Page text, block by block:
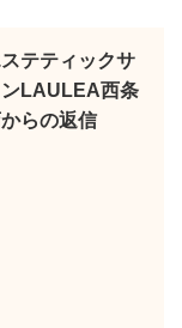
テティックサ
ンLAULEA西条
らの返信